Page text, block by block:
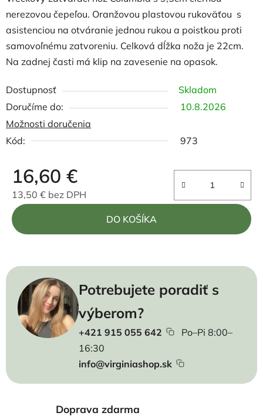
nerezovou čepeľou. Oranžovou plastovou rukoväťou s
asistenciou na otváranie jednou rukou a poistkou proti
samovoľnému zatvoreniu. Celková dĺžka noža je 22cm.
Na zadnej časti má klip na zavesenie na opasok.
Dostupnosť
Skladom
10.8.2026
Možnosti doručenia
Kód:
973
16,60 €
13,50 € bez DPH
Jednotková cena:
DO KOŠÍKA
Potrebujete poradiť s
výberom?
+421 915 055 642
Po–Pi 8:00–
16:30
info@virginiashop.sk
Doprava zdarma